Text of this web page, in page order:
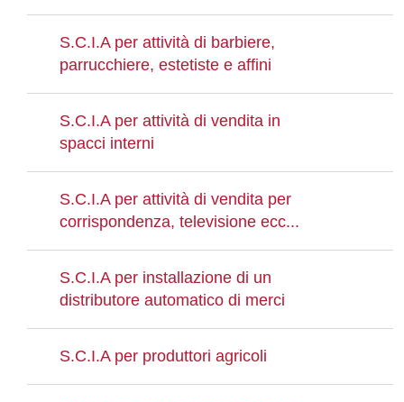
S.C.I.A per attività di barbiere,
parrucchiere, estetiste e affini
S.C.I.A per attività di vendita in
spacci interni
S.C.I.A per attività di vendita per
corrispondenza, televisione ecc...
S.C.I.A per installazione di un
distributore automatico di merci
S.C.I.A per produttori agricoli